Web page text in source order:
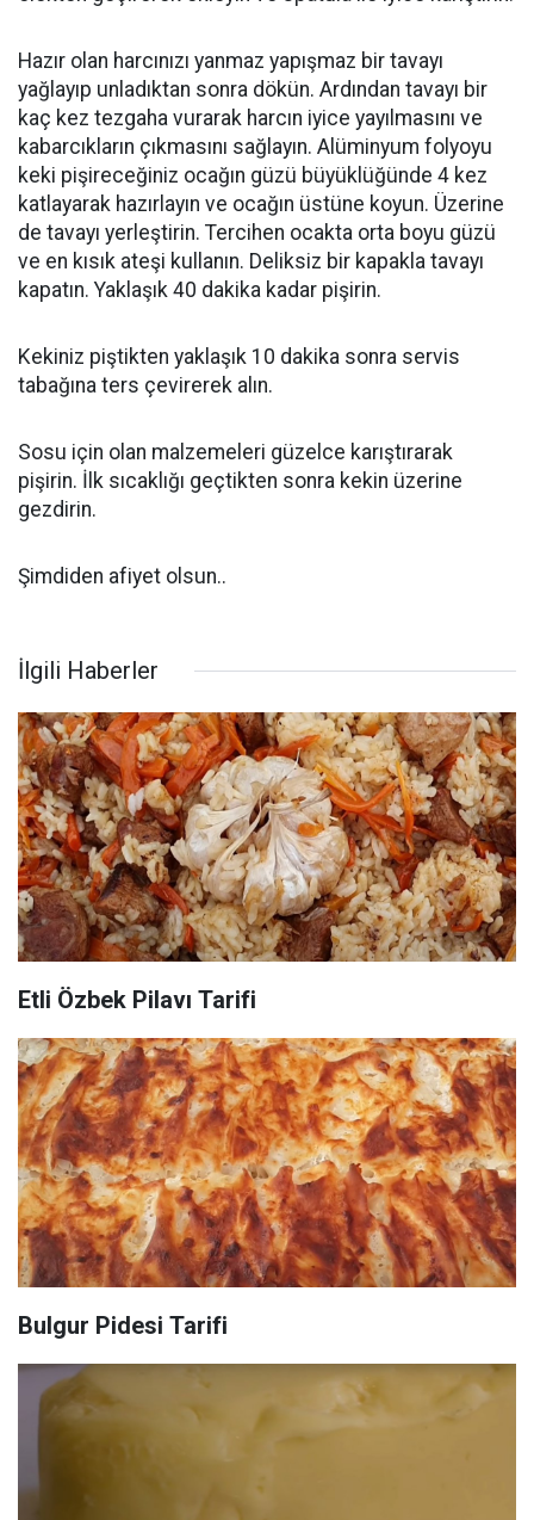
Hazır olan harcınızı yanmaz yapışmaz bir tavayı
yağlayıp unladıktan sonra dökün. Ardından tavayı bir
kaç kez tezgaha vurarak harcın iyice yayılmasını ve
kabarcıkların çıkmasını sağlayın. Alüminyum folyoyu
keki pişireceğiniz ocağın güzü büyüklüğünde 4 kez
katlayarak hazırlayın ve ocağın üstüne koyun. Üzerine
de tavayı yerleştirin. Tercihen ocakta orta boyu güzü
ve en kısık ateşi kullanın. Deliksiz bir kapakla tavayı
kapatın. Yaklaşık 40 dakika kadar pişirin.
Kekiniz piştikten yaklaşık 10 dakika sonra servis
tabağına ters çevirerek alın.
Sosu için olan malzemeleri güzelce karıştırarak
pişirin. İlk sıcaklığı geçtikten sonra kekin üzerine
gezdirin.
Şimdiden afiyet olsun..
İlgili Haberler
Etli Özbek Pilavı Tarifi
Bulgur Pidesi Tarifi